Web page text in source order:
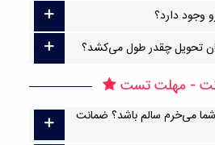
وجود دارد؟
تحویل چقدر طول می‌کشد؟
- مهلت تست
شما می‌خرم سالم باشد؟ ضمانت